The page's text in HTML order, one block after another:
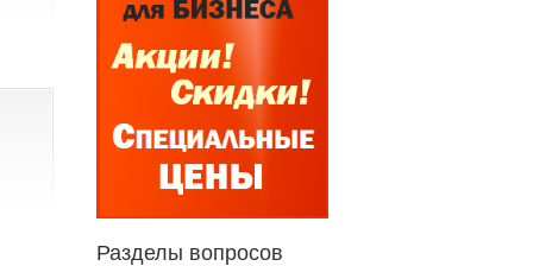
Разделы вопросов